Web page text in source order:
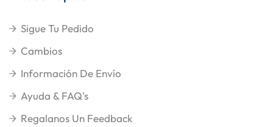
Sigue Tu Pedido
Cambios
Información De Envío
Ayuda & FAQ's
Regalanos Un Feedback